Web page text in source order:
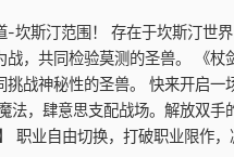
坎斯汀范围！ 存在于坎斯汀世
，共同检验莫测的圣兽。 《
战神秘性的圣兽。 快来开启
法，肆意思支配战场。解放双
职业自由切换，打破职业限作